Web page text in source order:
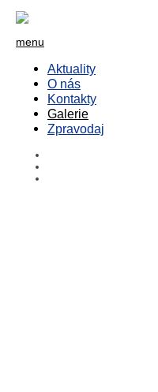
menu
Aktuality
O nás
Kontakty
Galerie
Zpravodaj